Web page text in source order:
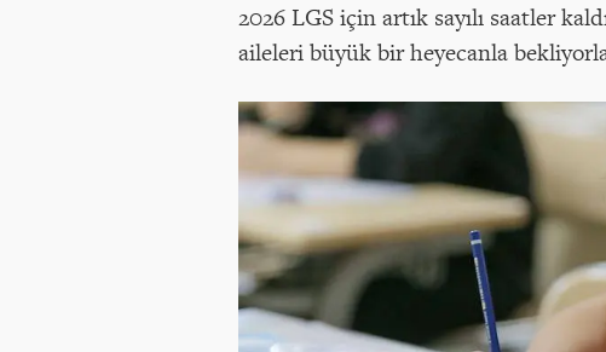
2026 LGS için artık sayılı saatler
aileleri büyük bir heyecanla